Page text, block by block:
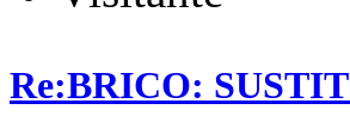
Re:BRICO: